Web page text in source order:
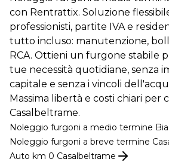
con Rentrattix. Soluzione
professionisti, partite IVA e
tutto incluso: manutenzione,
RCA. Ottieni un furgone stabile
tue necessità quotidiane, senza
capitale e senza i vincoli
Massima libertà e costi chiari per
Casalbeltrame.
Noleggio furgoni a medio termine
Noleggio furgoni a breve termine
Auto km 0 Casalbeltrame